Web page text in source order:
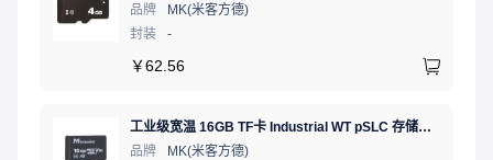
品牌
MK(米客方德)
封装
-
￥62.56
工业级宽温 16GB TF卡 Industrial WT pSLC 存储卡 MICRO SD LDPC纠错 PE 30K 无人机、行车记录仪、安防监控适配
品牌
MK(米客方德)